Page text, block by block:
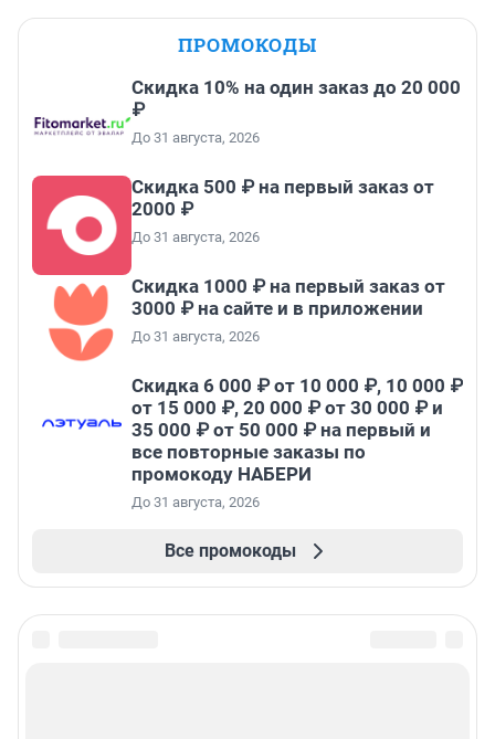
ПРОМОКОДЫ
Скидка 10% на один заказ до 20 000
₽
До 31 августа, 2026
Скидка 500 ₽ на первый заказ от
2000 ₽
До 31 августа, 2026
Скидка 1000 ₽ на первый заказ от
3000 ₽ на сайте и в приложении
До 31 августа, 2026
Скидка 6 000 ₽ от 10 000 ₽, 10 000 ₽
от 15 000 ₽, 20 000 ₽ от 30 000 ₽ и
35 000 ₽ от 50 000 ₽ на первый и
все повторные заказы по
промокоду НАБЕРИ
До 31 августа, 2026
Все промокоды